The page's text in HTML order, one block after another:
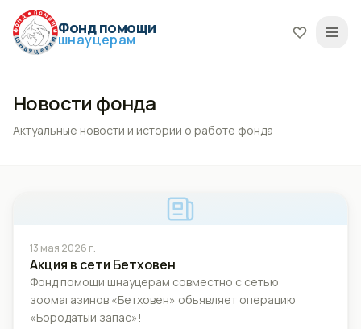
Фонд помощи
шнауцерам
Новости фонда
Актуальные новости и истории о работе фонда
13 мая 2026 г.
Акция в сети Бетховен
Фонд помощи шнауцерам совместно с сетью
зоомагазинов «Бетховен» объявляет операцию
«Бородатый запас»!